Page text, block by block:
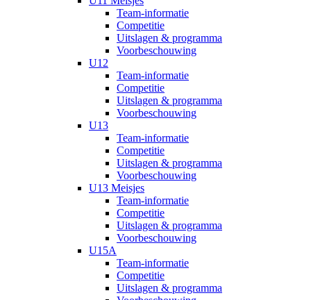
Team-informatie
Competitie
Uitslagen & programma
Voorbeschouwing
U12
Team-informatie
Competitie
Uitslagen & programma
Voorbeschouwing
U13
Team-informatie
Competitie
Uitslagen & programma
Voorbeschouwing
U13 Meisjes
Team-informatie
Competitie
Uitslagen & programma
Voorbeschouwing
U15A
Team-informatie
Competitie
Uitslagen & programma